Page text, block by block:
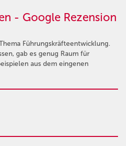
- Google Rezension
Führungskräfteentwicklung.
gab es genug Raum für
aus dem eingenen